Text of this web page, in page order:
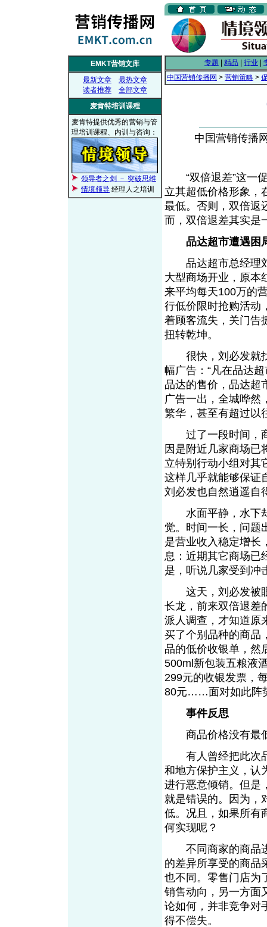
EMKT营销文库
最新文章
最热文章
读者推荐
全部文章
麦肯特培训课程
麦肯特提供优秀的营销与管
理培训课程、内训与咨询：
领导者之剑 － 突破思维
情境领导 经理人之培训
专题 精品 行业
中国营销传播网 > 营销策略 >
中国营销传播
“双倍退差”这一促
立其超低价格形象，
最低。否则，双倍返
而，双倍退差其实是
品达超市遭遇困
品达超市总经理刘
大型商场开业，原本
来平均每天100万的
行低价限时抢购活动
着顾客流失，关门告
扭转乾坤。
很快，刘必发就找
幅广告：“凡在品达
品达的售价，品达超
广告一出，全城哗然
繁华，甚至有超过以
过了一段时间，商
因是附近几家商场已
立特别行动小组对其
这样几乎就能够保证
刘必发也自然逍遥自
水面平静，水下却
觉。时间一长，问题
是营业收入稳定增长
息：近期其它商场已
是，听说几家受到冲
这天，刘必发被眼
长龙，前来双倍退
派人调查，才知道原
买了个别品种的商品
品的低价收银单，然
500ml新包装五粮液
299元的收银发票，
80元……面对如此阵
事件反思
商品价格没有最
有人曾经把此次品
和地方保护主义，认
进行恶意倾销。但是
就是错误的。因为，
低。况且，如果所有
何实现呢？
不同商家的商品进
的差异所享受的商品
也不同。零售门店为
销售动向，另一方面
论如何，并非竞争对
得不偿失。